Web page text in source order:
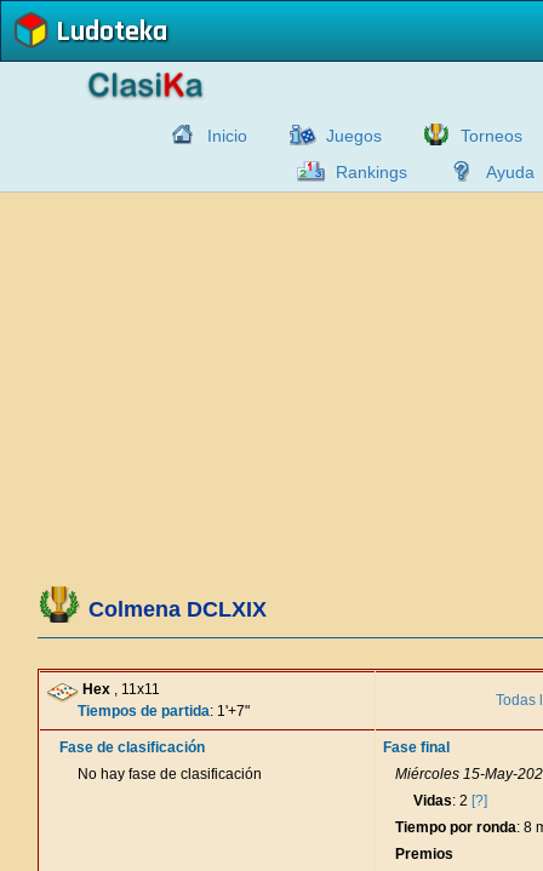
Ludoteka
Inicio Juegos
Torneos
Rankings
Ayuda
Colmena DCLXIX
Hex , 11x11
Tiempos de partida: 1'+7"
Todas
Fase de clasificación
No hay fase de clasificación
Fase final
Miércoles 15-May-
Vidas: 2 [?]
Tiempo por ronda: 8
Premios